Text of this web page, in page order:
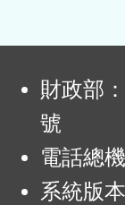
財政部
號
電話總
系統版本